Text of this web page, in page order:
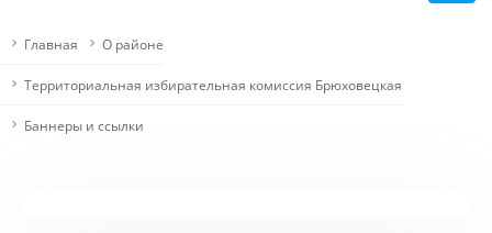
Главная О районе
Территориальная избирательная комиссия Брюховецкая
Баннеры и ссылки